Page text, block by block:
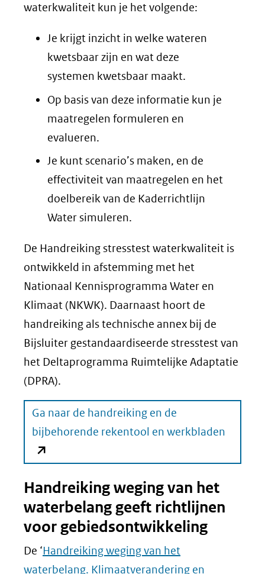
waterkwaliteit kun je het volgende:
Je krijgt inzicht in welke wateren
kwetsbaar zijn en wat deze
systemen kwetsbaar maakt.
Op basis van deze informatie kun je
maatregelen formuleren en
evalueren.
Je kunt scenario’s maken, en de
effectiviteit van maatregelen en het
doelbereik van de Kaderrichtlijn
Water simuleren.
De Handreiking stresstest waterkwaliteit is
ontwikkeld in afstemming met het
Nationaal Kennisprogramma Water en
Klimaat (NKWK). Daarnaast hoort de
handreiking als technische annex bij de
Bijsluiter gestandaardiseerde stresstest van
het Deltaprogramma Ruimtelijke Adaptatie
(DPRA).
Ga naar de handreiking en de
bijbehorende rekentool en werkbladen
Handreiking weging van het
waterbelang geeft richtlijnen
voor gebiedsontwikkeling
De ‘Handreiking weging van het
waterbelang. Klimaatverandering en